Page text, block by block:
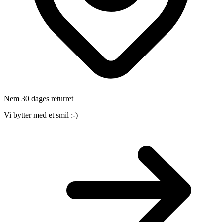
Nem 30 dages returret
Vi bytter med et smil :-)